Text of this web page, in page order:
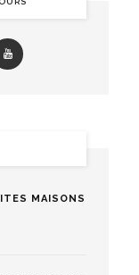
MAISONS